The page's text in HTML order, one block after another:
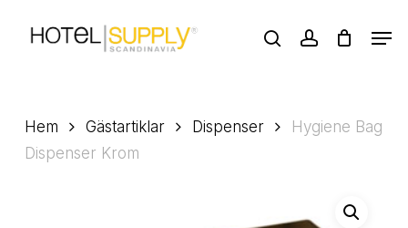
searchaccount
Hem Gästartiklar Dispenser
Hygiene Bag
Dispenser Krom